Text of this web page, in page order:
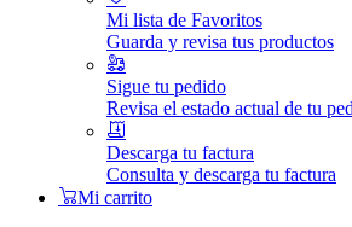
Mi lista de Favoritos
Guarda y revisa tus productos
Sigue tu pedido
Revisa el estado actual de tu
Descarga tu factura
Consulta y descarga tu factura
Mi carrito